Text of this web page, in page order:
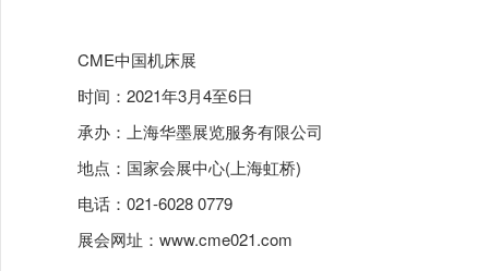
CME中国机床展
时间：2021年3月4至6日
承办：上海华墨展览服务有限公司
地点：国家会展中心(上海虹桥)
电话：021-6028 0779
展会网址： www.cme021.com